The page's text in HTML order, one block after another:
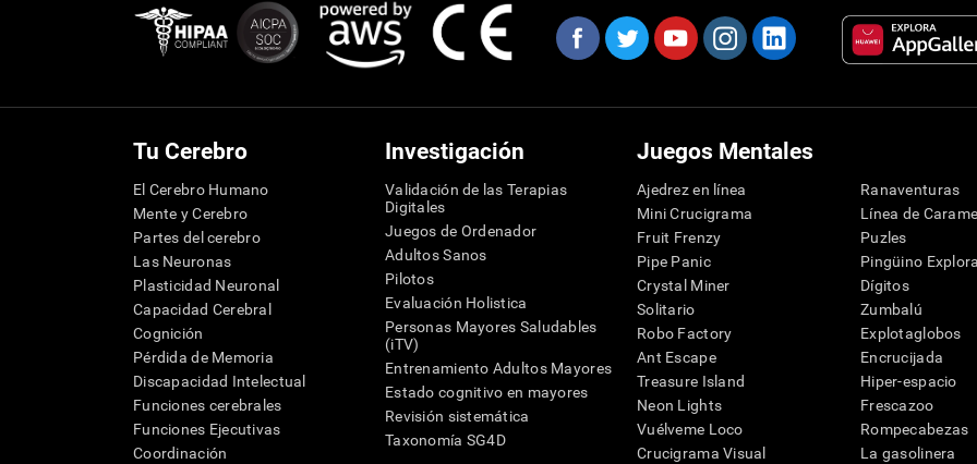
Tu Cerebro
El Cerebro Humano
Mente y Cerebro
Partes del cerebro
Las Neuronas
Plasticidad Neuronal
Capacidad Cerebral
Cognición
Pérdida de Memoria
Discapacidad Intelectual
Funciones cerebrales
Funciones Ejecutivas
Coordinación
Investigación
Validación de las Terapias
Digitales
Juegos de Ordenador
Adultos Sanos
Pilotos
Evaluación Holistica
Personas Mayores Saludables
(iTV)
Entrenamiento Adultos Mayores
Estado cognitivo en mayores
Revisión sistemática
Taxonomía SG4D
Juegos Mentales
Ajedrez en línea
Mini Crucigrama
Fruit Frenzy
Pipe Panic
Crystal Miner
Solitario
Robo Factory
Ant Escape
Treasure Island
Neon Lights
Vuélveme Loco
Crucigrama Visual
Ranaventuras
Línea de
Puzles
Pingüino
Dígitos
Zumbalú
Explotaglobos
Encrucijada
Hiper-espacio
Frescazoo
Rompecabezas
La gasolinera